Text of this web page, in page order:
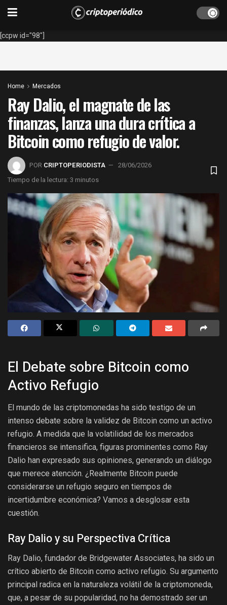
[ccpw id="98"]
Home Mercados
Ray Dalio, el magnate de las
finanzas, lanza una dura crítica a
Bitcoin como refugio de valor.
POR CRIPTOPERIODISTA
28/06/2026
Tiempo de la lectura: 3 minutos
El Debate sobre Bitcoin como
Activo Refugio
El mundo de las criptomonedas ha sido testigo de un
intenso debate sobre la validez de Bitcoin como un activo
refugio. A medida que la volatilidad de los mercados
financieros se intensifica, figuras prominentes como Ray
Dalio han expresado sus opiniones, generando un diálogo
que merece atención. ¿Realmente Bitcoin puede
considerarse un refugio seguro en tiempos de
incertidumbre económica? Vamos a desglosar esta
cuestión.
Ray Dalio y su Perspectiva Crítica
Ray Dalio, fundador de Bridgewater Associates, ha sido un
crítico abierto de Bitcoin como activo refugio. Su argumento
principal radica en la naturaleza volátil de la criptomoneda,
que, a pesar de su popularidad, no ha demostrado ser un